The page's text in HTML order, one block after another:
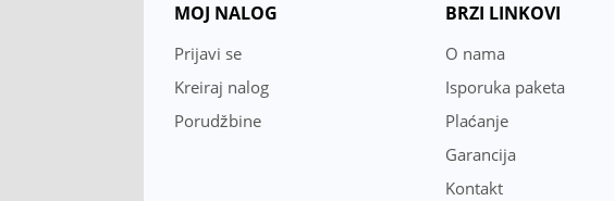
MOJ NALOG
Prijavi se
Kreiraj nalog
Porudžbine
BRZI LINKOVI
O nama
Isporuka paketa
Plaćanje
Garancija
Kontakt